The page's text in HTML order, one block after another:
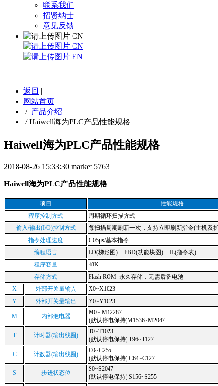
联系我们
招贤纳士
意见反馈
CN
CN
EN
返回 |
网站首页
/ 产品介绍
/Haiwell海为PLC产品性能规格
Haiwell海为PLC产品性能规格
2018-08-26 15:33:30 market 5763
Haiwell海为PLC产品性能规格
项目
性能规格
程序控制方式
周期循环扫描方式
输入/输出(I/O)控制方式
每扫描周期刷新一次，支持立即刷新指令(主机及
指令处理速度
0.05μs/基本指令
编程语言
LD(梯形图) + FBD(功能块图) + IL(指令表)
程序容量
48K
存储方式
Flash ROM 永久存储，无需后备电池
X
外部开关量输入
X0~X1023
Y
外部开关量输出 Y0~Y1023
M 内部继电器
M0~ M12287
(默认停电保持)M1536~M2047
T 计时器(输出线圈)
T0~T1023
(默认停电保持) T96~T127
C 计数器(输出线圈)
C0~C255
(默认停电保持) C64~C127
S 步进状态位
S0~S2047
(默认停电保持) S156~S255